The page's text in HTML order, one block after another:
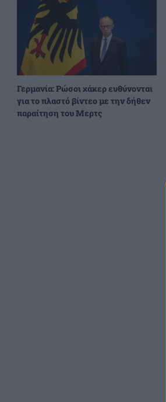
Γερμανία: Ρώσοι χάκερ ευθύνονται
για το πλαστό βίντεο με την δήθεν
παραίτηση του Μερτς